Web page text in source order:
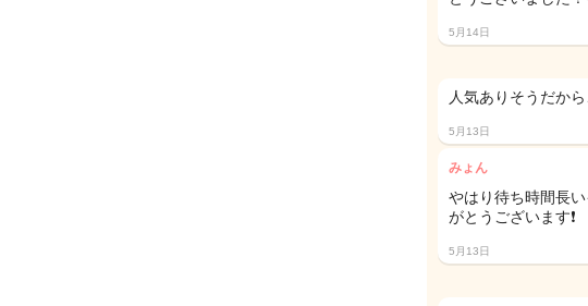
5月14日
人気ありそうだか
5月13日
みょん
やはり待ち時間長
がとうございます❗️
5月13日